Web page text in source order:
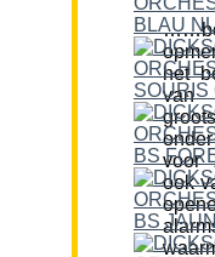
het
voor
ook